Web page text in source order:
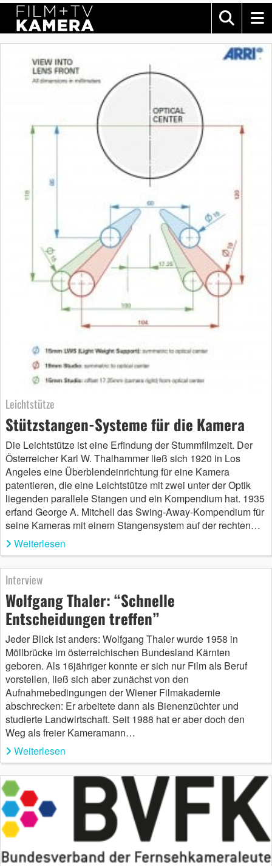
Leichtstütze
Stützstangen-Systeme für die Kamera
Die Leichtstütze ist eine Erfindung der Stummfilmzeit. Der
Österreicher Karl W. Thalhammer ließ sich 1920 in Los
Angeles eine Überblendeinrichtung für eine Kamera
patentieren, die eine Leichtstütze mit zwei unter der Optik
liegenden parallele Stangen und ein Kompendium hat. 1935
erfand George A. Mitchell das Swing-Away-Kompendium für
seine Kameras mit einem Stangensystem auf der rechten…
Weiterlesen
Interview
Wolfgang Thaler: “Schnelle
Entscheidungen treffen”
Jeder Blick ist anders: Wolfgang Thaler wurde 1958 in
Möllbrücke im österreichischen Bundesland Kärnten
geboren. Als 16jähriger konnte er sich nur Film als Beruf
vorstellen, ließ sich aber zunächst von den
Aufnahmebedingungen der Wiener Filmakademie
abschrecken: Er arbeitete dann als Bienenzüchter und
studierte Landwirtschaft. Seit 1988 hat er aber doch den
Weg als freier Kameramann…
Weiterlesen